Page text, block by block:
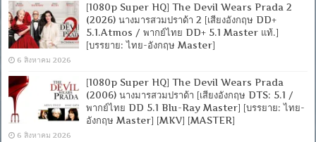
[1080p Super HQ] The Devil Wears Prada 2
(2026) นางมารสวมปราด้า 2 [เสียงอังกฤษ DD+
5.1.Atmos / พากย์ไทย DD+ 5.1 Master แท้.]
[บรรยาย: ไทย-อังกฤษ Master]
6 สิงหาคม 2026
[1080p Super HQ] The Devil Wears Prada
(2006) นางมารสวมปราด้า [เสียงอังกฤษ DTS: 5.1 /
พากย์ไทย DD 5.1 Blu-Ray Master] [บรรยาย: ไทย-
อังกฤษ Master] [MKV] [MASTER]
6 สิงหาคม 2026